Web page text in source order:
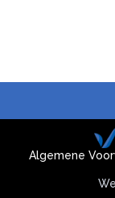
Algemene